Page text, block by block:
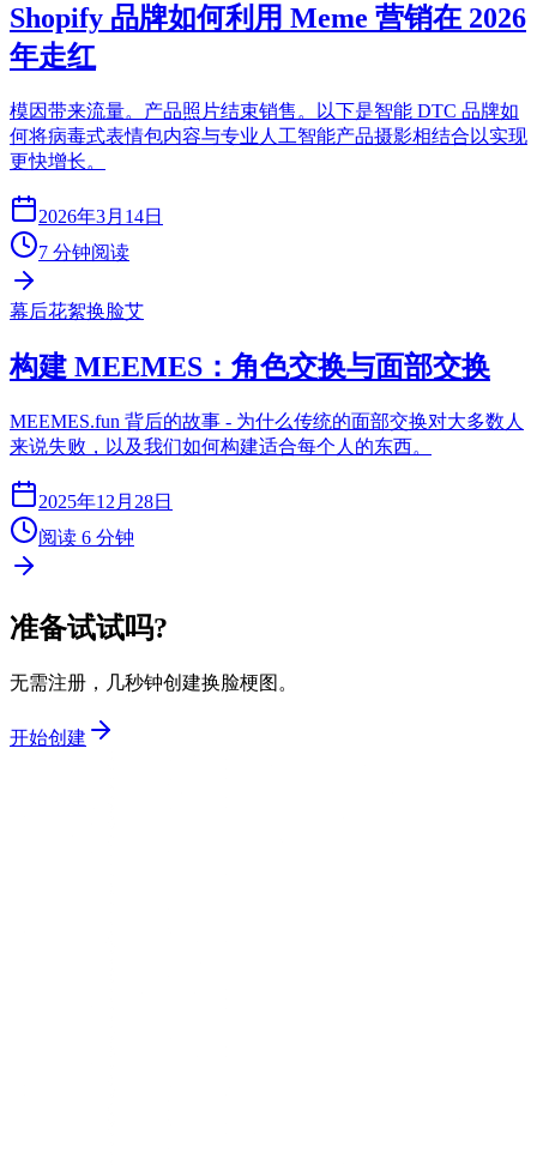
Shopify 品牌如何利用 Meme 营销在 2026
年走红
模因带来流量。产品照片结束销售。以下是智能 DTC 品牌如
何将病毒式表情包内容与专业人工智能产品摄影相结合以实现
更快增长。
2026年3月14日
7 分钟阅读
幕后花絮换脸艾
构建 MEEMES：角色交换与面部交换
MEEMES.fun 背后的故事 - 为什么传统的面部交换对大多数人
来说失败，以及我们如何构建适合每个人的东西。
2025年12月28日
阅读 6 分钟
准备试试吗?
无需注册，几秒钟创建换脸梗图。
开始创建